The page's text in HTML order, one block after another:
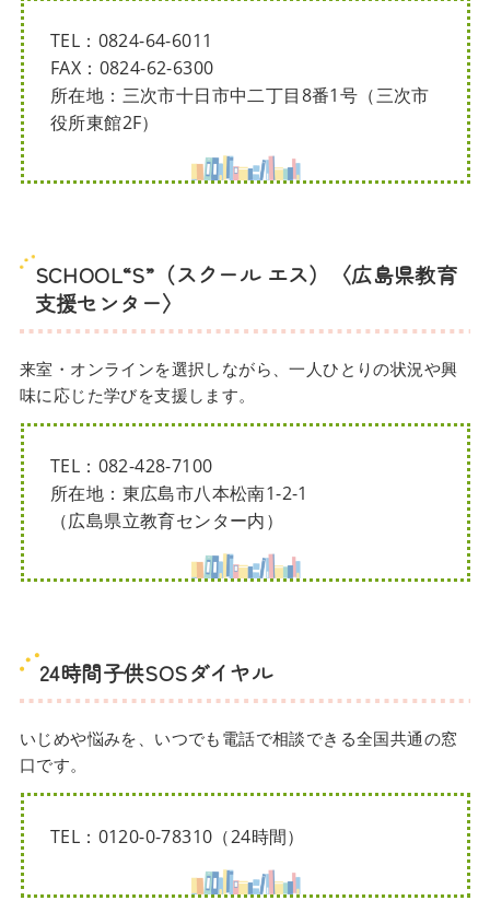
TEL：0824-64-6011
FAX：0824-62-6300
所在地：三次市十日市中二丁目8番1号（三次市
役所東館2F）
SCHOOL“S”（スクール エス）〈広島県教育
支援センター〉
来室・オンラインを選択しながら、一人ひとりの状況や興
味に応じた学びを支援します。
TEL：082-428-7100
所在地：東広島市八本松南1-2-1
（広島県立教育センター内）
24時間子供SOSダイヤル
いじめや悩みを、いつでも電話で相談できる全国共通の窓
口です。
TEL：0120-0-78310（24時間）